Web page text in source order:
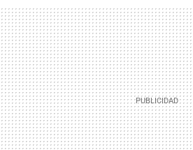
MAIL